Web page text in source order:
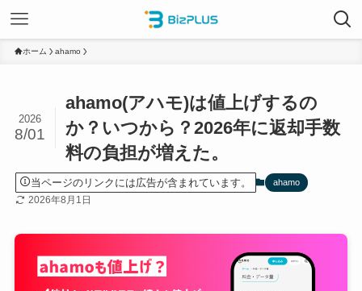
ホーム ahamo
ahamo(アハモ)は値上げするの
か？いつから？2026年に返却手数
料の負担が増えた。
2026
8/01
当ページのリンクには広告が含まれています。 ahamo
2026年8月1日